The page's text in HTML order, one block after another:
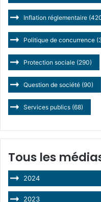
Inflation réglementaire
Politique de concurrence
Protection sociale (290)
Question de société (90)
Services publics (68)
Tous les
2024
2023